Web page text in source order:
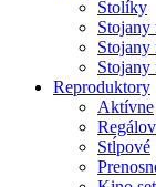
Stolíky
Stojany
Stojany
Stojany
Reproduktory
Aktívne
Stĺpové